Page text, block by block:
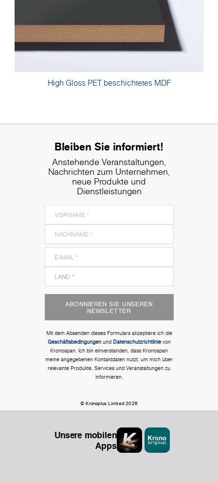
High Gloss PET beschichtetes MDF
Bleiben Sie informiert!
Anstehende Veranstaltungen,
Nachrichten zum Unternehmen,
neue Produkte und
Dienstleistungen
ABONNIEREN SIE UNSEREN
NEWSLETTER
Mit dem Absenden dieses Formulars akzeptiere ich die
Geschäftsbedingungenund Datenschutzrichtlinievon
Kronospan. Ich bin einverstanden, dass Kronospan
meine angegebenen Kontaktdaten nutzt, um mich über
relevante Produkte, Services und Veranstaltungen zu
informieren.
© Kronoplus Limited 2026
Unsere mobilen
Apps